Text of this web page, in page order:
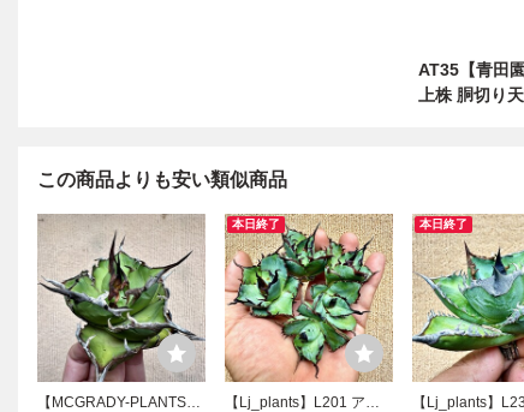
AT35【青田
上株 胴切り
この商品よりも安い類似商品
【MCGRADY-PLANTS】
本日終了
【Lj_plants】L201 アガ
本日終了
【Lj_plants】